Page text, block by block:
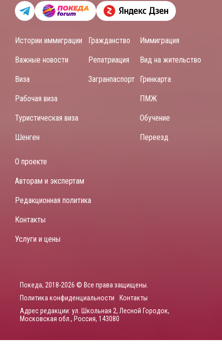
Истории иммиграции
Важные новости
Виза
Рабочая виза
Туристическая виза
Шенген
Гражданство
Репатриация
Загранпаспорт
Иммиграция
Вид на жительство
Гринкарта
ПМЖ
Обучение
Переезд
О проекте
Авторам и экспертам
Редакционная политика
Контакты
Услуги и цены
Покеда, 2018-2026 © Все права защищены.
Политика конфиденциальности
Контакты
Адрес редакции: ул. Школьная 2, Лесной Городок,
Московская обл., Россия, 143080